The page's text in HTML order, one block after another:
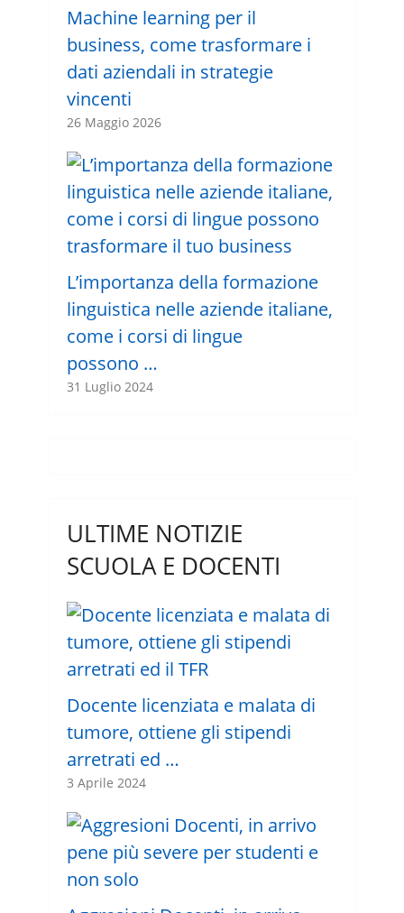
Machine learning per il
business, come trasformare i
dati aziendali in strategie
vincenti
26 Maggio 2026
L’importanza della formazione
linguistica nelle aziende italiane,
come i corsi di lingue
possono …
31 Luglio 2024
ULTIME NOTIZIE
SCUOLA E DOCENTI
Docente licenziata e malata di
tumore, ottiene gli stipendi
arretrati ed …
3 Aprile 2024